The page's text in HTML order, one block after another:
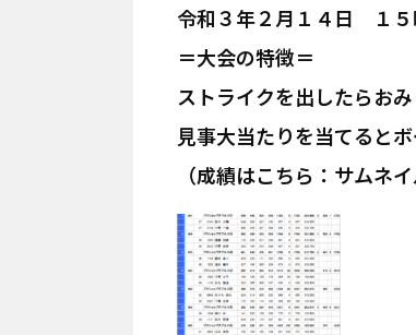
令和３年２月１４日 １
＝大会の特徴＝
ストライクを出したらおみ
見事大当たりを当てると
（成績はこちら：サムネ